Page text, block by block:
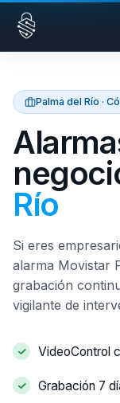
Saltar al contenido
Palma del Río ·
Río
Si eres
alarma Movistar
grabación
vigilante de
VideoControl
Grabación 7